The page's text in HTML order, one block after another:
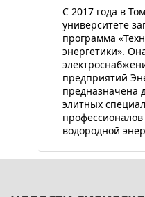
​​С 2017 года в
университете
программа
энергетики».
предприятий
предназначена
элитных
водородной